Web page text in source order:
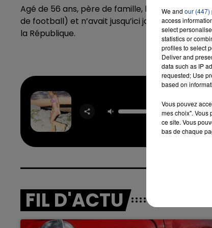
Agé de 56 ans, père de famille, le violeur
de football) et n’avait jusqu’ici jamais été
la République.
FIL D'ACTU
We and our (447)
access
select
statistics or
profiles to select
Deliver and
data such as IP
requested; Use
based on
Vous pouvez
mes choix". Vous
ce site. Vous
bas de chaque